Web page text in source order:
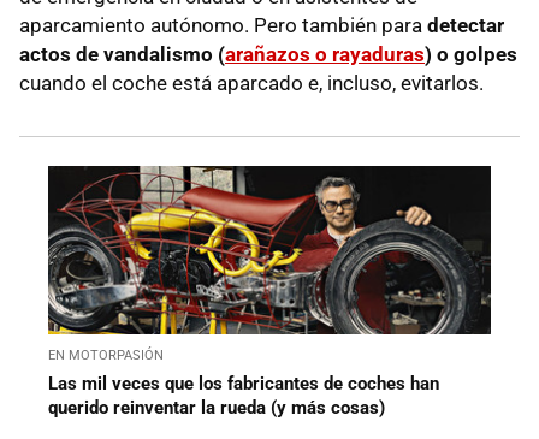
aparcamiento autónomo. Pero también para detectar
actos de vandalismo (arañazos o rayaduras) o golpes
cuando el coche está aparcado e, incluso, evitarlos.
EN MOTORPASIÓN
Las mil veces que los fabricantes de coches han
querido reinventar la rueda (y más cosas)